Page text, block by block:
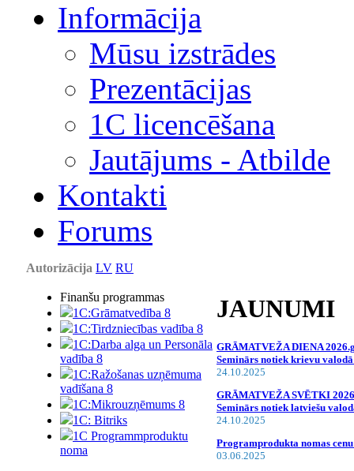
Informācija
Mūsu izstrādes
Prezentācijas
1С licencēšana
Jautājums - Atbilde
Kontakti
Forums
Autorizācija LV RU
Finanšu programmas
1C:Grāmatvedība 8
1C:Tirdzniecības vadība 8
1C:Darba alga un Personāla
vadība 8
1C:Ražošanas uzņēmuma
vadīšana 8
1С:Мikrouzņēmums 8
1C: Bitriks
1C Programmproduktu
noma
JAUNUMI
GRĀMATVEŽA DIENA
Seminārs notiek krievu
24.10.2025
GRĀMATVEŽA SVĒTKI
Seminārs notiek latviešu
24.10.2025
Programprodukta nomas
03.06.2025